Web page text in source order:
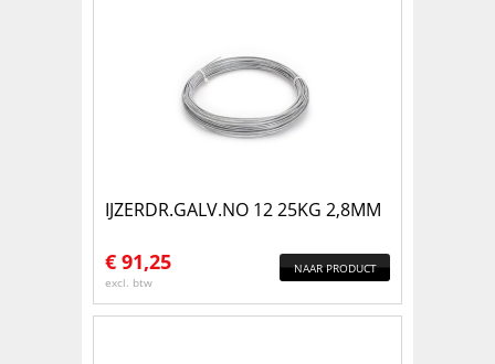
IJZERDR.GALV.NO 12 25KG 2,8MM
€ 91,25
excl. btw
NAAR PRODUCT